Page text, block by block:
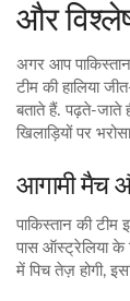
और
अगर आप
टीम की हालिया
बताते हैं.
खिलाड़ियों पर
आगामी मैच
पाकिस्तान की
पास ऑस्ट्रेलिया के
में पिच तेज़ होगी,